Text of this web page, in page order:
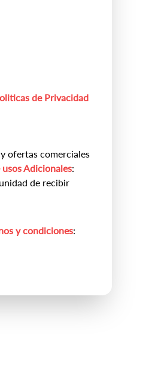
de Privacidad
ofertas comerciales
Adicionales:
de recibir
y condiciones: